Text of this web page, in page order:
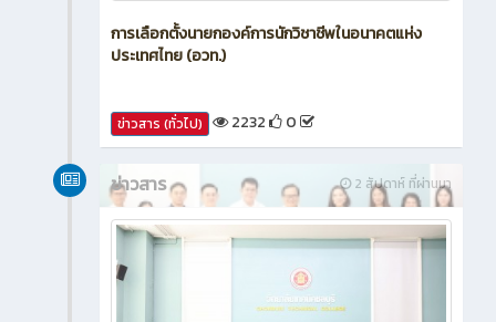
การเลือกตั้งนายกองค์การนักวิชาชีพในอนาคตแห่ง
ประเทศไทย (อวท.)
ข่าวสาร (ทั่วไป) 2232 0
2 สัปดาห์ ที่ผ่านมา
ข่าวสาร